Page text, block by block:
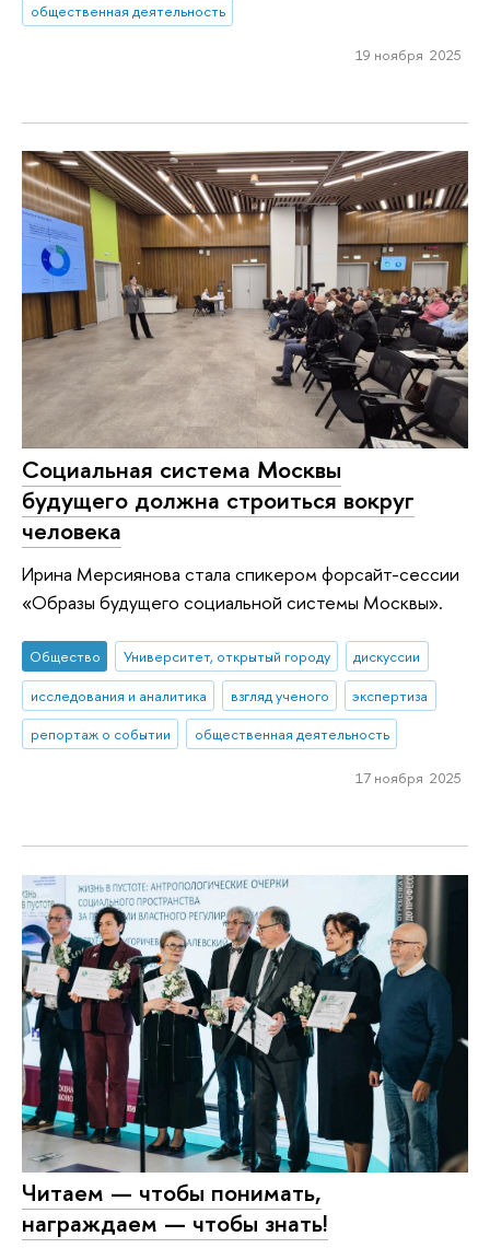
общественная деятельность
19 ноября 2025
Социальная система Москвы
будущего должна строиться вокруг
человека
Ирина Мерсиянова стала спикером форсайт-сессии
«Образы будущего социальной системы Москвы».
Общество Университет, открытый городу
дискуссии
исследования и аналитика
взгляд ученого
экспертиза
репортаж о событии
общественная деятельность
17 ноября 2025
Читаем — чтобы понимать,
награждаем — чтобы знать!